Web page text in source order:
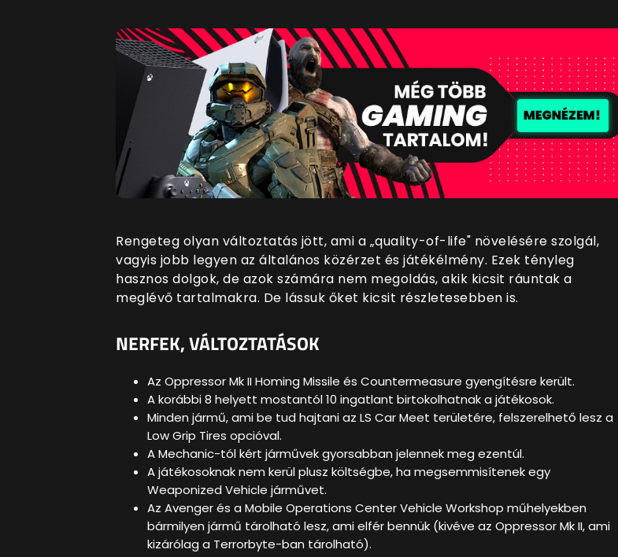
Rengeteg olyan változtatás jött, ami a „quality-of-life" növelésére szolgál,
vagyis jobb legyen az általános közérzet és játékélmény. Ezek tényleg
hasznos dolgok, de azok számára nem megoldás, akik kicsit ráuntak a
meglévő tartalmakra. De lássuk őket kicsit részletesebben is.
NERFEK, VÁLTOZTATÁSOK
Az Oppressor Mk II Homing Missile és Countermeasure gyengítésre került.
A korábbi 8 helyett mostantól 10 ingatlant birtokolhatnak a játékosok.
Minden jármű, ami be tud hajtani az LS Car Meet területére, felszerelhető lesz a
Low Grip Tires opcióval.
A Mechanic-tól kért járművek gyorsabban jelennek meg ezentúl.
A játékosoknak nem kerül plusz költségbe, ha megsemmisítenek egy
Weaponized Vehicle járművet.
Az Avenger és a Mobile Operations Center Vehicle Workshop műhelyekben
bármilyen jármű tárolható lesz, ami elfér bennük (kivéve az Oppressor Mk II, ami
kizárólag a Terrorbyte-ban tárolható).